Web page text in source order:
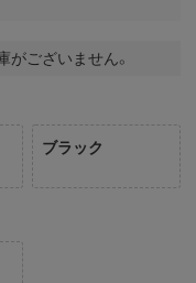
がございません。
ブラック